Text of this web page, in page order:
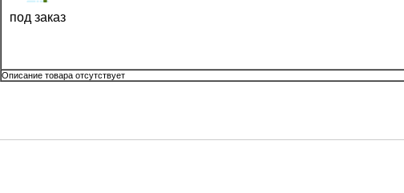
под заказ
Описание товара отсутствует